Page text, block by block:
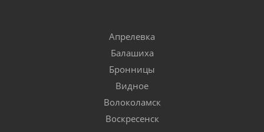
Апрелевка
Балашиха
Бронницы
Видное
Волоколамск
Воскресенск